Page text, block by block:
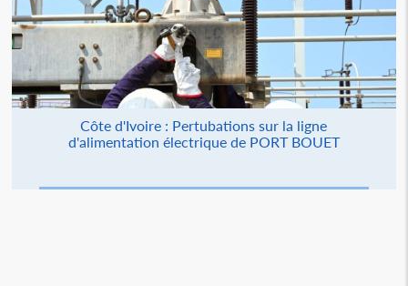
Côte d'Ivoire : Pertubations sur la ligne
d'alimentation électrique de PORT BOUET